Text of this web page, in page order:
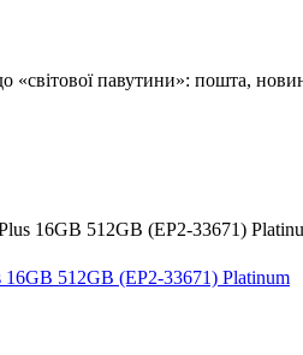
«світової павутини»: пошта,
16GB 512GB (EP2-33671)